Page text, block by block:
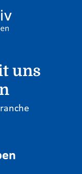
uns